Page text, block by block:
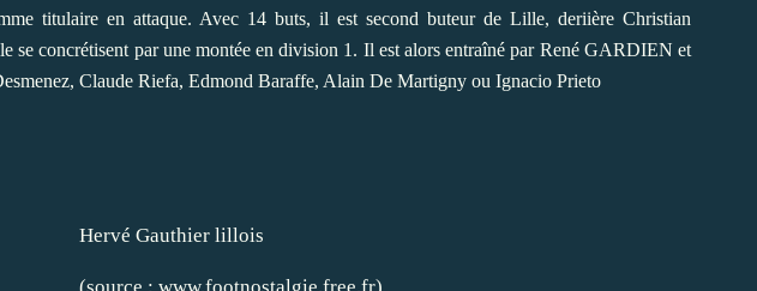
titulaire en attaque. Avec 14 buts, il est second buteur de Lille, deriière Christian
se concrétisent par une montée en division 1. Il est alors entraîné par René GARDIEN et
Claude Riefa, Edmond Baraffe, Alain De Martigny ou Ignacio Prieto
lillois